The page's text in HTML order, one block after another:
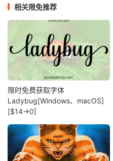
相关限免推荐
限时免费获取字体
Ladybug[Windows、macOS]
[$14→0]